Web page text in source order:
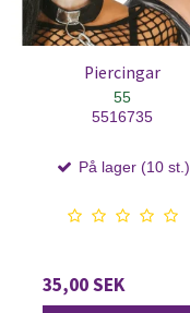
Piercingar
55
5516735
På lager (10 st.)
35,00 SEK